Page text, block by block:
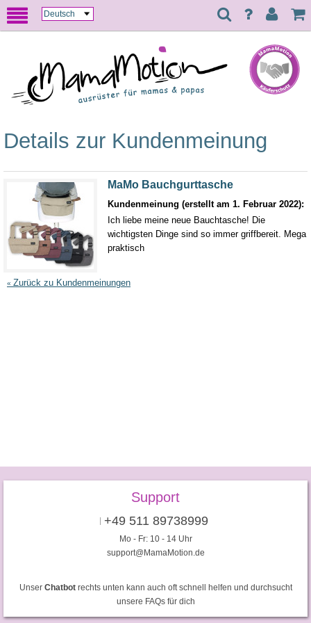
Details zur Kundenmeinung
MaMo Bauchgurttasche
Kundenmeinung (erstellt am 1. Februar 2022):
Ich liebe meine neue Bauchtasche! Die
wichtigsten Dinge sind so immer griffbereit. Mega
praktisch
« Zurück zu Kundenmeinungen
Support
+49 511 89738999
Mo - Fr: 10 - 14 Uhr
support@MamaMotion.de
Unser Chatbotrechts unten kann auch oft schnell helfen und durchsucht
unsere FAQs für dich